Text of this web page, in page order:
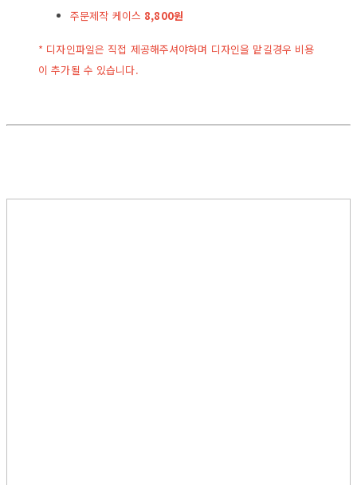
주문제작 케이스 8,800원
* 디자인파일은 직접 제공해주셔야하며 디자인을 맡길경우 비용
이 추가될 수 있습니다.